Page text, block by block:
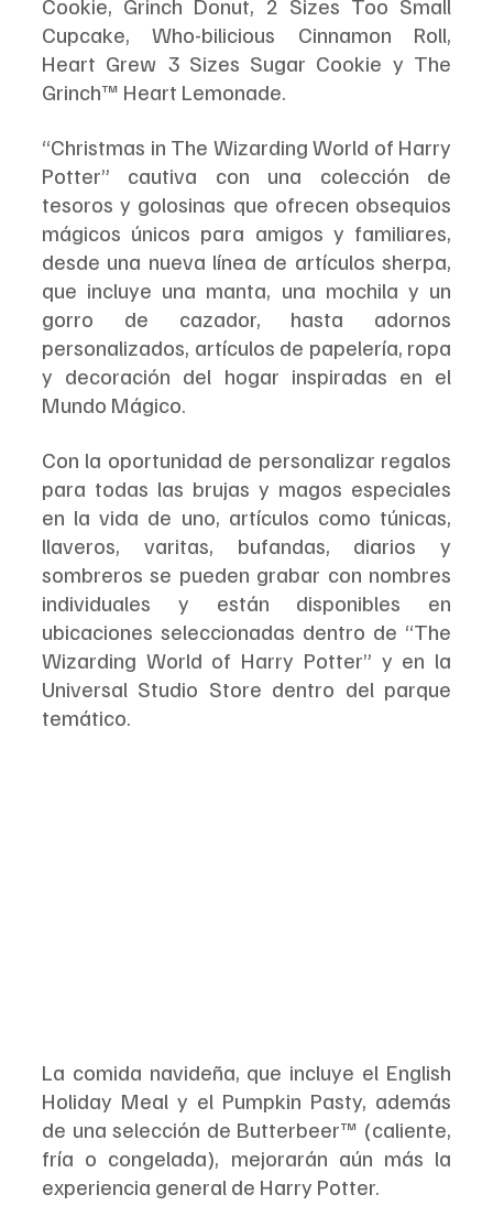
Cupcake, Who-bilicious Cinnamon Roll,
Heart Grew 3 Sizes Sugar Cookie y The
Grinch™ Heart Lemonade.
“Christmas in The Wizarding World of Harry
Potter” cautiva con una colección de
tesoros y golosinas que ofrecen obsequios
mágicos únicos para amigos y familiares,
desde una nueva línea de artículos sherpa,
que incluye una manta, una mochila y un
gorro de cazador, hasta adornos
personalizados, artículos de papelería, ropa
y decoración del hogar inspiradas en el
Mundo Mágico.
Con la oportunidad de personalizar regalos
para todas las brujas y magos especiales
en la vida de uno, artículos como túnicas,
llaveros, varitas, bufandas, diarios y
sombreros se pueden grabar con nombres
individuales y están disponibles en
ubicaciones seleccionadas dentro de “The
Wizarding World of Harry Potter” y en la
Universal Studio Store dentro del parque
temático.
La comida navideña, que incluye el English
Holiday Meal y el Pumpkin Pasty, además
de una selección de Butterbeer™ (caliente,
fría o congelada), mejorarán aún más la
experiencia general de Harry Potter.